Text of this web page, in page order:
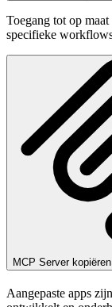
Toegang tot op
specifieke
MCP Server kopiëren
Aangepaste apps